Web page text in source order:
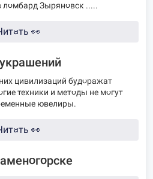
ломбард Зыряновск .....
👀
цивилизаций будоражат
техники и методы не могут
ювелиры.
👀